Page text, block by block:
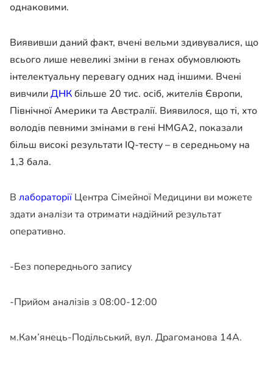
однаковими.
Виявивши даний факт, вчені вельми здивувалися, що
всього лише невеликі зміни в генах обумовлюють
інтелектуальну перевагу одних над іншими. Вчені
вивчилиДНКбільше 20 тис. осіб, жителів Європи,
Північної Америки та Австралії. Виявилося, що ті, хто
володів певними змінами в гені HMGA2, показали
більш високі результати IQ-тесту – в середньому на
1,3 бала.
В лабораторії Центра Сімейної Медицини ви можете
здати аналізи та отримати надійний результат
оперативно.
-Без попереднього запису
-Прийом аналізів з 08:00-12:00
м.Кам’янець-Подільський, вул. Драгоманова 14А.